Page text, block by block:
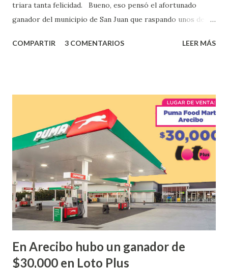
triara tanta felicidad. Bueno, eso pensó el afortunado
ganador del municipio de San Juan que raspando unos de
obtuvo un premio de $25,000,00 dólares. Este es el anuncio
ganador fue vendido en la farmacia Yarimar de la
Urbanización Las Lomas en el Municipio de San Juan
¡Enhorabuena que lo disfrute!
...
COMPARTIR 3 COMENTARIOS LEER MÁS
En Arecibo hubo un ganador de
$30,000 en Loto Plus